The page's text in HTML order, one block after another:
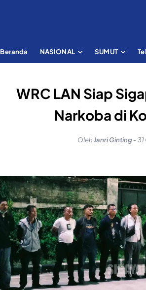
Beranda NASIONAL SUMUT
WRC LAN Siap
Narkoba di
OlehJanri Ginting-